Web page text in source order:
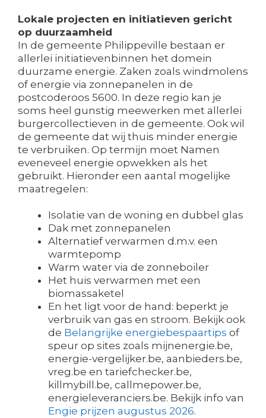
Lokale projecten en initiatieven gericht
op duurzaamheid
In de gemeente Philippeville bestaan er
allerlei initiatievenbinnen het domein
duurzame energie. Zaken zoals windmolens
of energie via zonnepanelen in de
postcoderoos 5600. In deze regio kan je
soms heel gunstig meewerken met allerlei
burgercollectieven in de gemeente. Ook wil
de gemeente dat wij thuis minder energie
te verbruiken. Op termijn moet Namen
eveneveel energie opwekken als het
gebruikt. Hieronder een aantal mogelijke
maatregelen:
Isolatie van de woning en dubbel glas
Dak met zonnepanelen
Alternatief verwarmen d.m.v. een
warmtepomp
Warm water via de zonneboiler
Het huis verwarmen met een
biomassaketel
En het ligt voor de hand: beperkt je
verbruik van gas en stroom. Bekijk ook
de Belangrijke energiebespaartips of
speur op sites zoals mijnenergie.be,
energie-vergelijker.be, aanbieders.be,
vreg.be en tariefchecker.be,
killmybill.be, callmepower.be,
energieleveranciers.be. Bekijk info van
Engie prijzen augustus 2026.